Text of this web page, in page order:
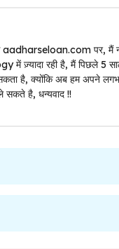
aadharseloan.com पर, मैं
ज़्यादा रही है, मैं पिछले 5
है, क्योंकि अब हम अपने
सकते है, धन्यवाद !!